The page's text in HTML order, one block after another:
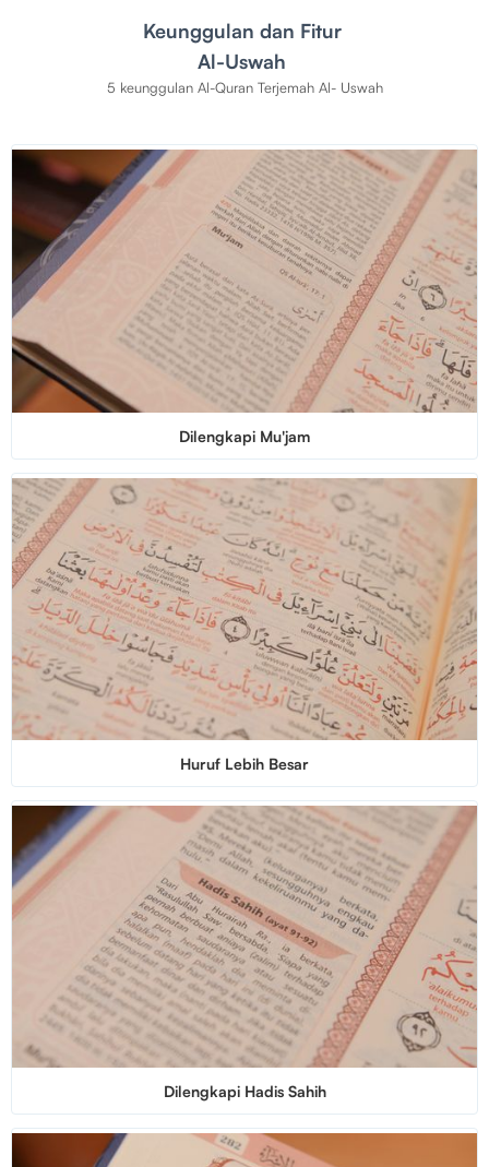
Keunggulan dan Fitur
Al-Uswah
5 keunggulan Al-Quran Terjemah Al- Uswah
Dilengkapi Mu'jam
Huruf Lebih Besar
Dilengkapi Hadis Sahih